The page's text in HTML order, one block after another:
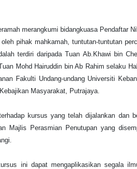
merangkumi bidangkuasa Pendaftar
pihak mahkamah, tuntutan-tuntutan
terdiri daripada Tuan Ab.Khawi bin
Mohd Hairuddin bin Ab Rahim selaku
Fakulti Undang-undang Universiti
Masyarakat, Putrajaya.
kursus yang telah dijalankan dan
Majlis Perasmian Penutupan yang
ini dapat mengaplikasikan segala